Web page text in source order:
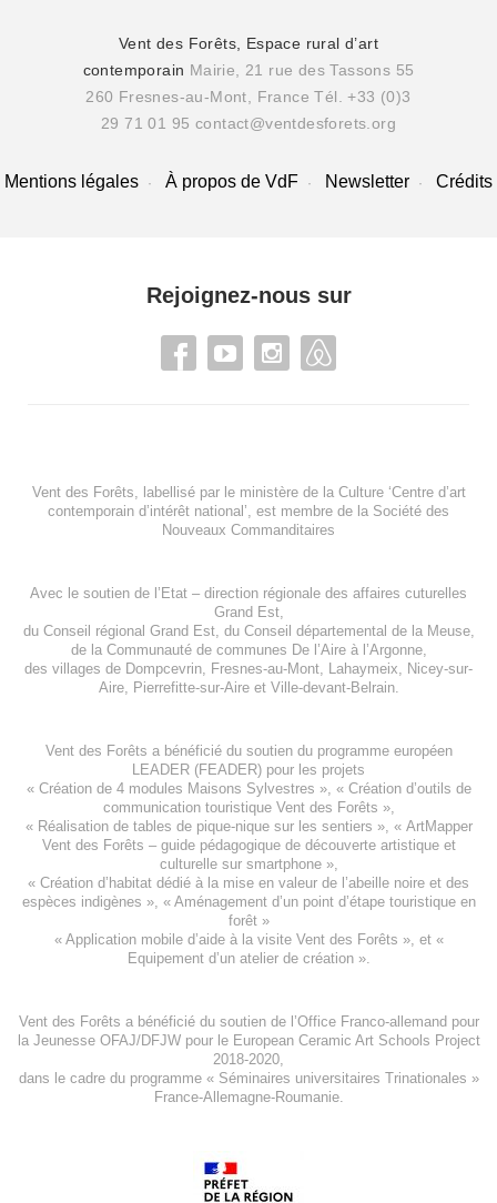
Vent des Forêts, Espace rural d’art
contemporain Mairie, 21 rue des Tassons 55
260 Fresnes-au-Mont, France Tél. +33 (0)3
29 71 01 95 contact@ventdesforets.org
Mentions légales À propos de VdF Newsletter Crédits
Rejoignez-nous sur
Vent des Forêts, labellisé par le ministère de la Culture ‘Centre d’art
contemporain d’intérêt national’, est membre de la Société des
Nouveaux Commanditaires
Avec le soutien de l’ Etat – direction régionale des affaires cuturelles
Grand Est,
du Conseil régional Grand Est, du Conseil départemental de la Meuse,
de la Communauté de communes De l’Aire à l’Argonne,
des villages de Dompcevrin, Fresnes-au-Mont, Lahaymeix, Nicey-sur-
Aire, Pierrefitte-sur-Aireet Ville-devant-Belrain.
Vent des Forêts a bénéficié du soutien du programme européen
LEADER (FEADER) pour les projets
« Création de 4 modules Maisons Sylvestres », « Création d’outils de
communication touristique Vent des Forêts »,
« Réalisation de tables de pique-nique sur les sentiers », « ArtMapper
Vent des Forêts – guide pédagogique de découverte artistique et
culturelle sur smartphone »,
« Création d’habitat dédié à la mise en valeur de l’abeille noire et des
espèces indigènes », « Aménagement d’un point d’étape touristique en
forêt»
« Application mobile d’aide à la visite Vent des Forêts », et «
Equipement d’un atelier de création».
Vent des Forêts a bénéficié du soutien de l’Office Franco-allemand pour
la Jeunesse OFAJ/DFJWpour leEuropean Ceramic Art Schools Project
2018-2020,
dans le cadre du programme « Séminaires universitaires Trinationales »
France-Allemagne-Roumanie.